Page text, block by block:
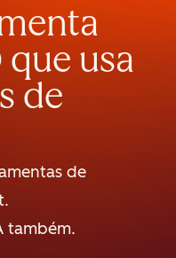
usa
de
de
também.